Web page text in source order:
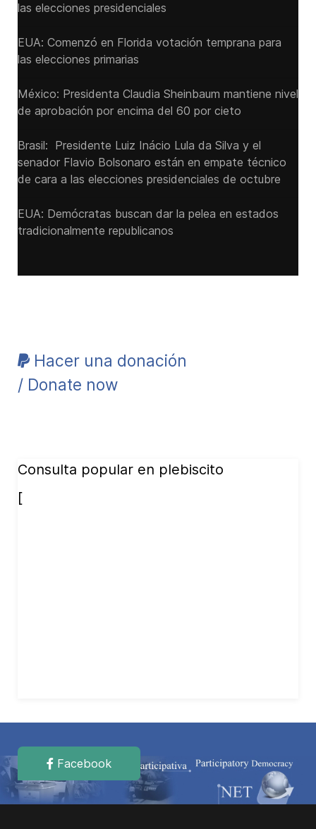
las elecciones presidenciales
EUA: Comenzó en Florida votación temprana para
las elecciones primarias
México: Presidenta Claudia Sheinbaum mantiene nivel
de aprobación por encima del 60 por cieto
Brasil: Presidente Luiz Inácio Lula da Silva y el
senador Flavio ‌Bolsonaro están en empate técnico
de cara a las ‌elecciones presidenciales de octubre
EUA: Demócratas buscan dar la pelea en estados
tradicionalmente republicanos
Hacer una donación
/ Donate now
Consulta popular en plebiscito
[
Facebook